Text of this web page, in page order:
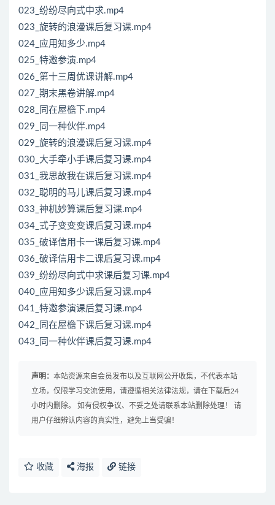
023_纷纷尽向式中求.mp4
023_旋转的浪漫课后复习课.mp4
024_应用知多少.mp4
025_特邀参演.mp4
026_第十三周优课讲解.mp4
027_期末黑卷讲解.mp4
028_同在屋檐下.mp4
029_同一种伙伴.mp4
029_旋转的浪漫课后复习课.mp4
030_大手牵小手课后复习课.mp4
031_我思故我在课后复习课.mp4
032_聪明的马儿课后复习课.mp4
033_神机妙算课后复习课.mp4
034_式子变变变课后复习课.mp4
035_破译信用卡一课后复习课.mp4
036_破译信用卡二课后复习课.mp4
039_纷纷尽向式中求课后复习课.mp4
040_应用知多少课后复习课.mp4
041_特邀参演课后复习课.mp4
042_同在屋檐下课后复习课.mp4
043_同一种伙伴课后复习课.mp4
声明： 本站资源来自会员发布以及互联网公开收集，不代表本站
立场，仅限学习交流使用，请遵循相关法律法规，请在下载后24
小时内删除。 如有侵权争议、不妥之处请联系本站删除处理！ 请
用户仔细辨认内容的真实性，避免上当受骗！
收藏 海报 链接